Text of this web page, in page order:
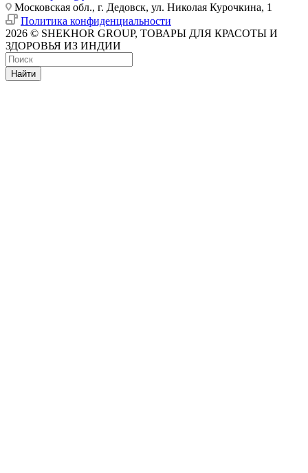
Московская обл., г. Дедовск, ул. Николая Курочкина, 1
Политика конфиденциальности
2026 © SHEKHOR GROUP, ТОВАРЫ ДЛЯ КРАСОТЫ И
ЗДОРОВЬЯ ИЗ ИНДИИ
Найти